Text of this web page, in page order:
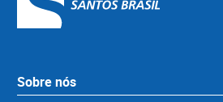
Sobre nós